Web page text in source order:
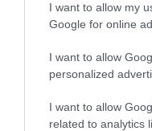
I want to allow my
Google for online
I want to allow
personalized
I want to allow
related to analytics
Corvette
csak mert miért